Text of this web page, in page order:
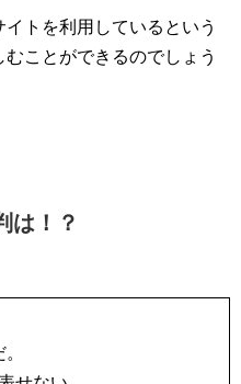
トを利用しているという
ことができるのでしょう
は！？